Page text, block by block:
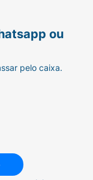
ou
pelo caixa.